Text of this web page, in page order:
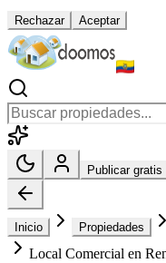
Rechazar Aceptar
Publicar gratis
Inicio Propiedades
Local Comercial en